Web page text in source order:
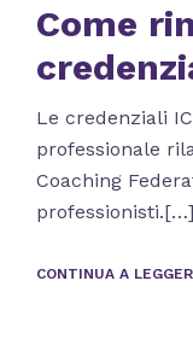
Come
Le credenziali
professionale
Coaching
professionisti.[…]
CONTINUA A